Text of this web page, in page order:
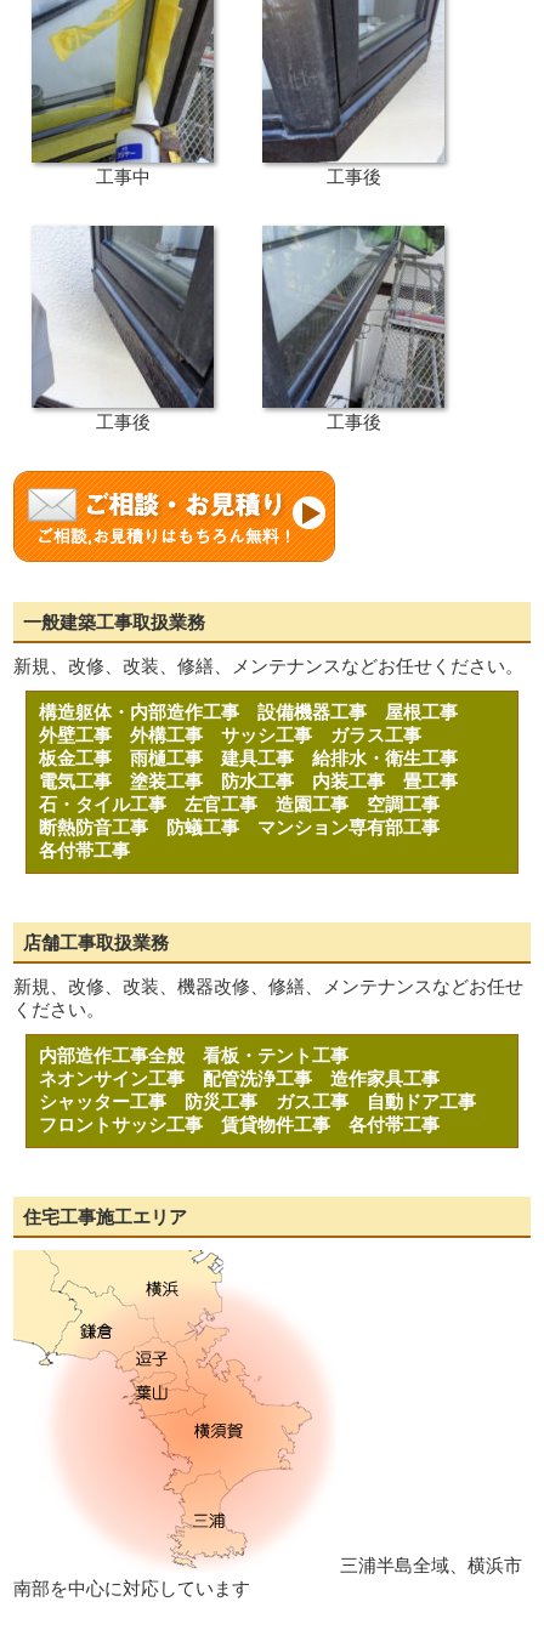
工事中 工事後
工事後 工事後
一般建築工事取扱業務
新規、改修、改装、修繕、メンテナンスなどお任せください。
構造躯体・内部造作工事設備機器工事 屋根工事
外壁工事外構工事サッシ工事 ガラス工事
板金工事雨樋工事建具工事給排水・衛生工事
電気工事塗装工事 防水工事 内装工事畳工事
石・タイル工事左官工事造園工事 空調工事
断熱防音工事
防蟻工事 マンション専有部工事
各付帯工事
店舗工事取扱業務
新規、改修、改装、機器改修、修繕、メンテナンスなどお任せ
ください。
内部造作工事全般看板・テント工事
ネオンサイン工事配管洗浄工事造作家具工事
シャッター工事
防災工事 ガス工事
自動ドア工事
フロントサッシ工事賃貸物件工事各付帯工事
住宅工事施工エリア
三浦半島全域、横浜市
南部を中心に対応しています